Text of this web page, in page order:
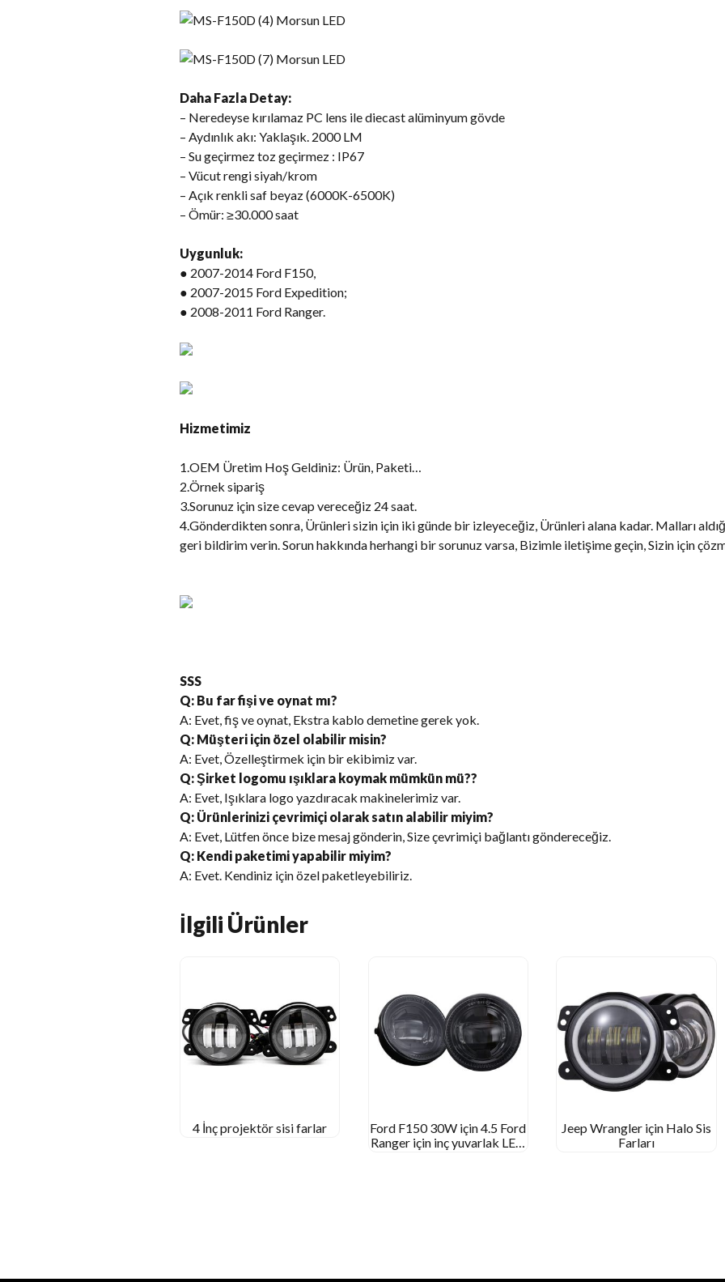
Daha Fazla Detay:
– Neredeyse kırılamaz PC lens ile diecast alüminyum gövde
– Aydınlık akı: Yaklaşık. 2000 LM
– Su geçirmez toz geçirmez : IP67
– Vücut rengi siyah/krom
– Açık renkli saf beyaz (6000K-6500K)
– Ömür: ≥30.000 saat
Uygunluk:
● 2007-2014 Ford F150,
● 2007-2015 Ford Expedition;
● 2008-2011 Ford Ranger.
Hizmetimiz
1.OEM Üretim Hoş Geldiniz: Ürün, Paketi…
2.Örnek sipariş
3.Sorunuz için size cevap vereceğiz 24 saat.
4.Gönderdikten sonra, Ürünleri sizin için iki günde bir izleyeceğiz, Ürünleri alana kadar. Malları
geri bildirim verin. Sorun hakkında herhangi bir sorunuz varsa, Bizimle iletişime geçin, Sizin için
SSS
Q: Bu far fişi ve oynat mı?
A: Evet, fiş ve oynat, Ekstra kablo demetine gerek yok.
Q: Müşteri için özel olabilir misin?
A: Evet, Özelleştirmek için bir ekibimiz var.
Q: Şirket logomu ışıklara koymak mümkün mü??
A: Evet, Işıklara logo yazdıracak makinelerimiz var.
Q: Ürünlerinizi çevrimiçi olarak satın alabilir miyim?
A: Evet, Lütfen önce bize mesaj gönderin, Size çevrimiçi bağlantı göndereceğiz.
Q: Kendi paketimi yapabilir miyim?
A: Evet. Kendiniz için özel paketleyebiliriz.
İlgili Ürünler
4 İnç projektör sisi farlar
Ford F150 30W için 4.5 Ford
Ranger için inç yuvarlak LED
Jeep Wrangler için Halo Sis
Farları